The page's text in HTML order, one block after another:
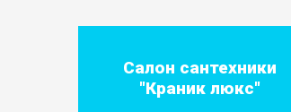
Салон сантехники
"Краник люкс"